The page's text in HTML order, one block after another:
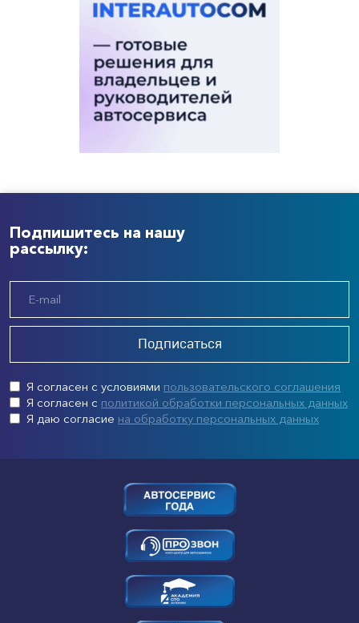
Подпишитесь на нашу
рассылку:
Подписаться
Я согласен с условиями пользовательского соглашения
Я согласен с политикой обработки персональных данных
Я даю согласие на обработку персональных данных